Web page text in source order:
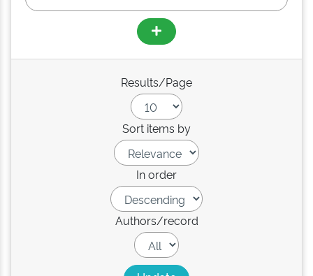
Results/Page
Sort items by
In order
Authors/record